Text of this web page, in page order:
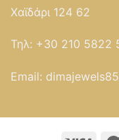
Χαϊδάρι 124 62
Τηλ: +30 210 5822
Email: